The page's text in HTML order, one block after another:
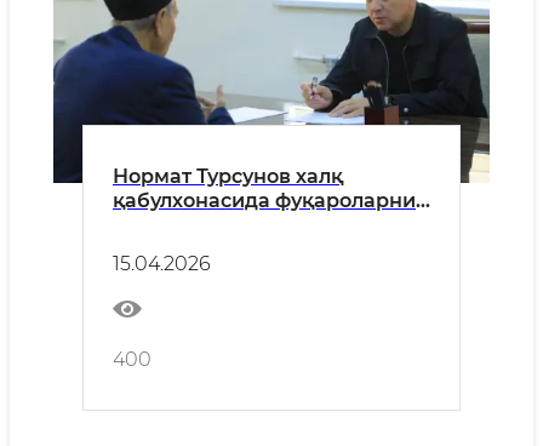
Нормат Турсунов халқ
қабулхонасида фуқароларни
15.04.2026
400